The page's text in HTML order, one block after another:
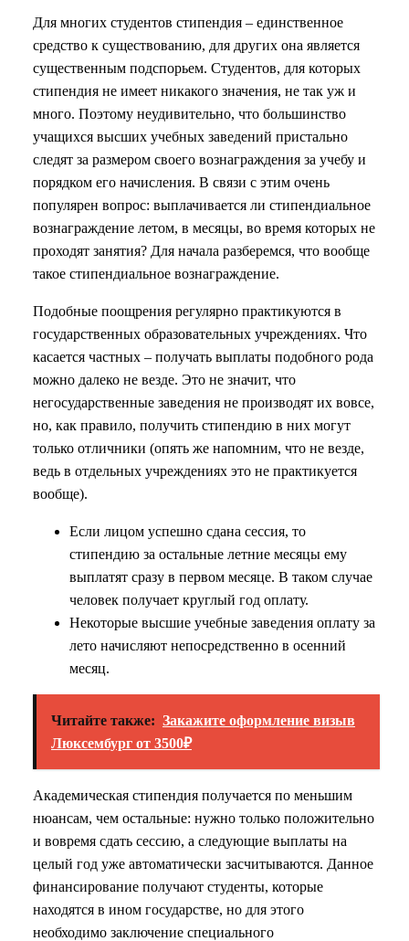
Для многих студентов стипендия – единственное
средство к существованию, для других она является
существенным подспорьем. Студентов, для которых
стипендия не имеет никакого значения, не так уж и
много. Поэтому неудивительно, что большинство
учащихся высших учебных заведений пристально
следят за размером своего вознаграждения за учебу и
порядком его начисления. В связи с этим очень
популярен вопрос: выплачивается ли стипендиальное
вознаграждение летом, в месяцы, во время которых не
проходят занятия? Для начала разберемся, что вообще
такое стипендиальное вознаграждение.
Подобные поощрения регулярно практикуются в
государственных образовательных учреждениях. Что
касается частных – получать выплаты подобного рода
можно далеко не везде. Это не значит, что
негосударственные заведения не производят их вовсе,
но, как правило, получить стипендию в них могут
только отличники (опять же напомним, что не везде,
ведь в отдельных учреждениях это не практикуется
вообще).
Если лицом успешно сдана сессия, то
стипендию за остальные летние месяцы ему
выплатят сразу в первом месяце. В таком случае
человек получает круглый год оплату.
Некоторые высшие учебные заведения оплату за
лето начисляют непосредственно в осенний
месяц.
Читайте также: Закажите оформление визыв
Люксембург от 3500₽
Академическая стипендия получается по меньшим
нюансам, чем остальные: нужно только положительно
и вовремя сдать сессию, а следующие выплаты на
целый год уже автоматически засчитываются. Данное
финансирование получают студенты, которые
находятся в ином государстве, но для этого
необходимо заключение специального